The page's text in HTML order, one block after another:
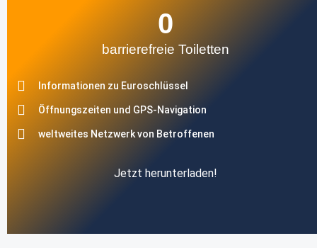
barrierefreie Toiletten
0
Informationen zu Euroschlüssel
Öffnungszeiten und GPS-Navigation
weltweites Netzwerk von Betroffenen
Jetzt herunterladen!